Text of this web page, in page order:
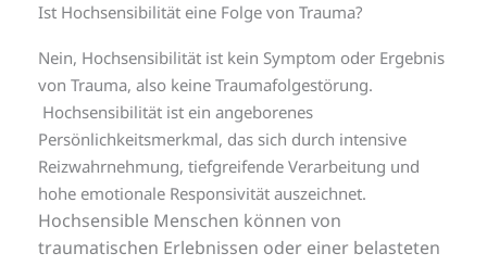
Ist Hochsensibilität eine Folge von Trauma?
Nein, Hochsensibilität ist kein Symptom oder Ergebnis
von Trauma, also keine Traumafolgestörung.
Hochsensibilität ist ein angeborenes
Persönlichkeitsmerkmal, das sich durch intensive
Reizwahrnehmung, tiefgreifende Verarbeitung und
hohe emotionale Responsivität auszeichnet.
Hochsensible Menschen können von
traumatischen Erlebnissen oder einer belasteten